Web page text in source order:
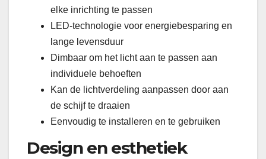
elke inrichting te passen
LED-technologie voor energiebesparing en
lange levensduur
Dimbaar om het licht aan te passen aan
individuele behoeften
Kan de lichtverdeling aanpassen door aan
de schijf te draaien
Eenvoudig te installeren en te gebruiken
Design en esthetiek